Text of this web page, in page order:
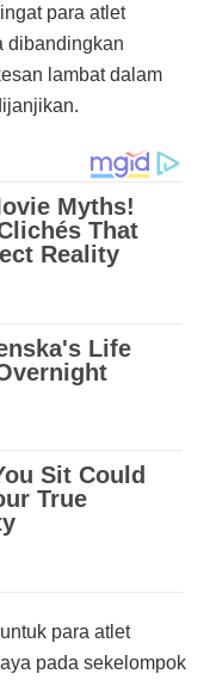
para atlet
dibandingkan
lambat dalam
para atlet
pada sekelompok